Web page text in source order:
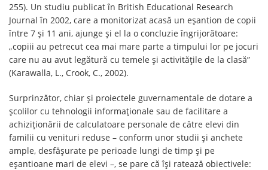
255). Un studiu publicat în British Educational Research
Journal în 2002, care a monitorizat acasă un eșantion de copii
între 7 și 11 ani, ajunge și el la o concluzie îngrijorătoare:
„copiii au petrecut cea mai mare parte a timpului lor pe jocuri
care nu au avut legătură cu temele și activitățile de la clasă”
(Karawalla, L., Crook, C., 2002).
Surprinzător, chiar și proiectele guvernamentale de dotare a
școlilor cu tehnologii informaționale sau de facilitare a
achiziționării de calculatoare personale de către elevi din
familii cu venituri reduse – conform unor studii și anchete
ample, desfășurate pe perioade lungi de timp și pe
eșantioane mari de elevi –, se pare că își ratează obiectivele: